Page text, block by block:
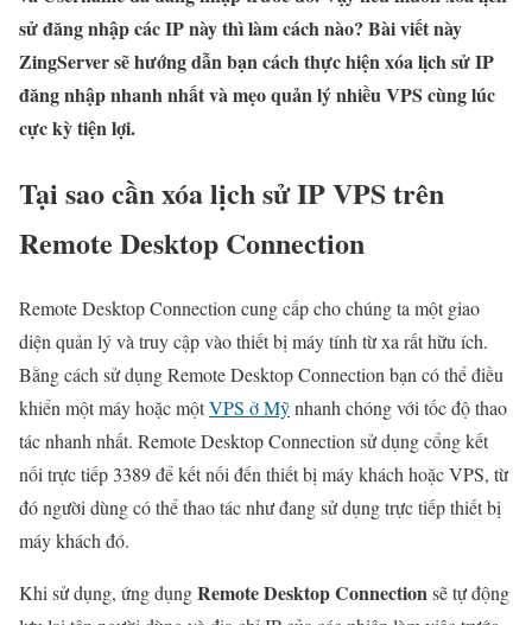
sử đăng nhập các IP này thì làm cách nào? Bài viết này
ZingServer sẽ hướng dẫn bạn cách thực hiện xóa lịch sử IP
đăng nhập nhanh nhấtvà mẹo quản lý nhiều VPS cùng lúc
cực kỳ tiện lợi.
Tại sao cần xóa lịch sử IP VPS trên
Remote Desktop Connection
Remote Desktop Connection cung cấp cho chúng ta một giao
diện quản lý và truy cập vào thiết bị máy tính từ xa rất hữu ích.
Bằng cách sử dụng Remote Desktop Connection bạn có thể điều
khiển một máy hoặc mộtVPS ở Mỹnhanh chóng với tốc độ thao
tác nhanh nhất. Remote Desktop Connection sử dụng cổng kết
nối trực tiếp 3389 để kết nối đến thiết bị máy khách hoặc VPS, từ
đó người dùng có thể thao tác như đang sử dụng trực tiếp thiết bị
máy khách đó.
Khi sử dụng, ứng dụngRemote Desktop Connectionsẽ tự động